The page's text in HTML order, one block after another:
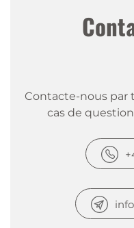
Contacte-nous par
cas de